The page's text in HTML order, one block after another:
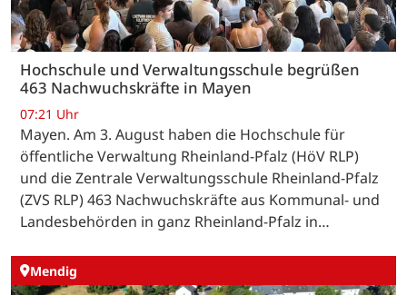
Hochschule und Verwaltungsschule begrüßen
463 Nachwuchskräfte in Mayen
07:21 Uhr
Mayen. Am 3. August haben die Hochschule für
öffentliche Verwaltung Rheinland-Pfalz (HöV RLP)
und die Zentrale Verwaltungsschule Rheinland-Pfalz
(ZVS RLP) 463 Nachwuchskräfte aus Kommunal- und
Landesbehörden in ganz Rheinland-Pfalz in…
Mendig